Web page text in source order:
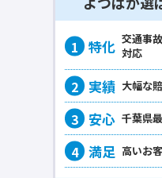
交通事
対応
大幅な
千葉県
高いお